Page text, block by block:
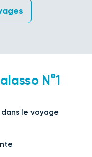
N°1
dans le voyage